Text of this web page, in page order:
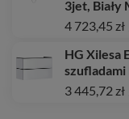
3jet, Biały
4 723,45 zł
HG Xilesa
szufladami
3 445,72 zł